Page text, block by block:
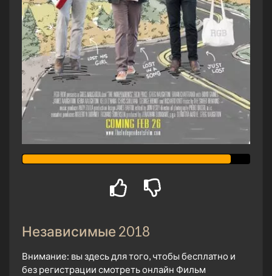
Независимые 2018
Внимание: вы здесь для того, чтобы бесплатно и
без регистрации смотреть онлайн Фильм